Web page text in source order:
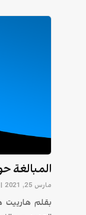
المبالغة
مارس 25, 2021 |
بقلم هارييت